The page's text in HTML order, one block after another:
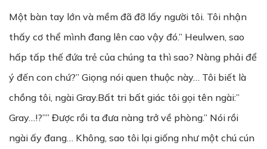
Một bàn tay lớn và mềm đã đỡ lấy người tôi. Tôi nhận
thấy cơ thể mình đang lên cao vậy đó.” Heulwen, sao
hấp tấp thế đứa trẻ của chúng ta thì sao? Nàng phải để
ý đến con chứ?” Giọng nói quen thuộc này… Tôi biết là
chồng tôi, ngài Gray.Bất tri bất giác tôi gọi tên ngài:”
Gray…!?”” Được rồi ta đưa nàng trở về phòng.” Nói rồi
ngài ấy đang… Không, sao tôi lại giống như một chú cún